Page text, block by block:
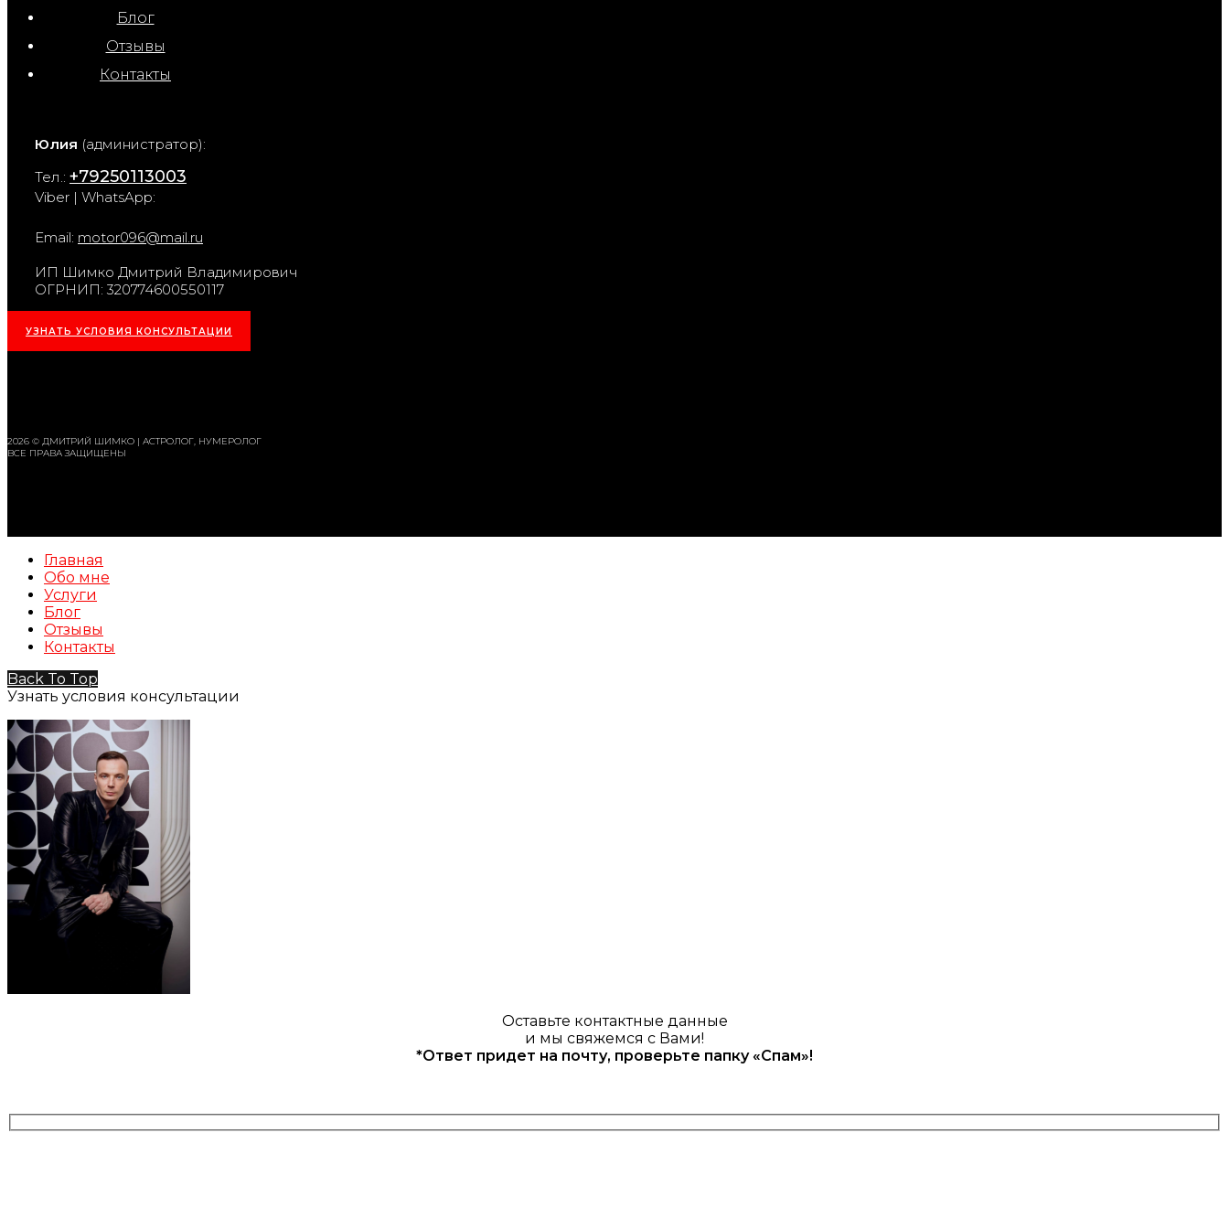
Блог
Отзывы
Контакты
Юлия (администратор):
Тел.: +79250113003
Viber | WhatsApp:
Email: motor096@mail.ru
ИП Шимко Дмитрий Владимирович
ОГРНИП: 320774600550117
УЗНАТЬ УСЛОВИЯ КОНСУЛЬТАЦИИ
2026 © ДМИТРИЙ ШИМКО | АСТРОЛОГ, НУМЕРОЛОГ
ВСЕ ПРАВА ЗАЩИЩЕНЫ
Главная
Обо мне
Услуги
Блог
Отзывы
Контакты
Back To Top
Узнать условия консультации
Оставьте контактные данные
и мы свяжемся с Вами!
*Ответ придет на почту, проверьте папку «Спам»!